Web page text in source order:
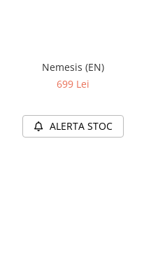
Nemesis (EN)
699 Lei
ALERTA STOC